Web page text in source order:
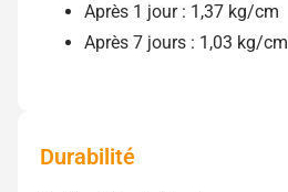
Après 1 jour : 1,37 kg/cm
Après 7 jours : 1,03 kg/cm
Durabilité